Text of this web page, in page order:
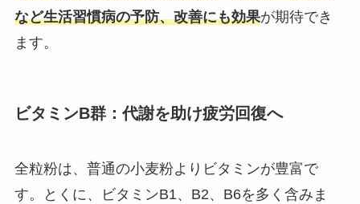
など生活習慣病の予防、改善にも効果が期待でき
ます。
ビタミンB群：代謝を助け疲労回復へ
全粒粉は、普通の小麦粉よりビタミンが豊富で
す。とくに、ビタミンB1、B2、B6を多く含みま